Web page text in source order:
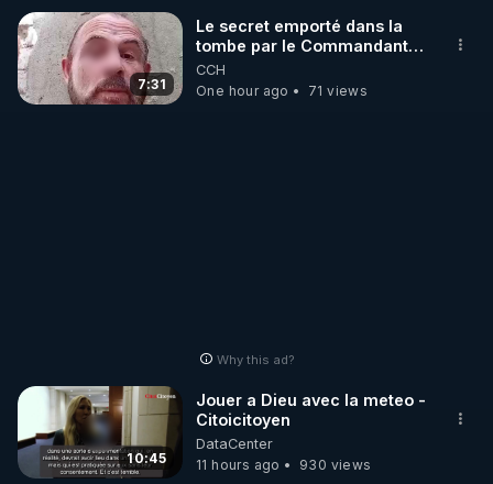
7:31
Le secret emporté dans la
tombe par le Commandant
Cousteau le 25 juin 1997
CCH
One hour ago
71 views
Why this ad?
10:45
Jouer a Dieu avec la meteo -
Citoicitoyen
DataCenter
11 hours ago
930 views